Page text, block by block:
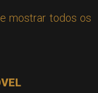
mostrar todos os